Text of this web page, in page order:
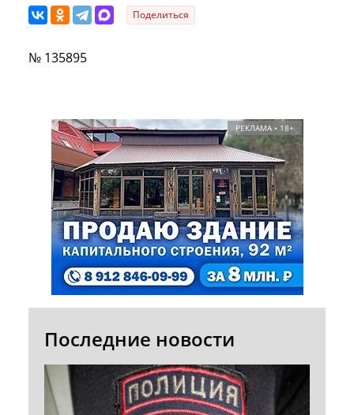
Поделиться
№ 135895
РЕКЛАМА • 18+
Последние новости